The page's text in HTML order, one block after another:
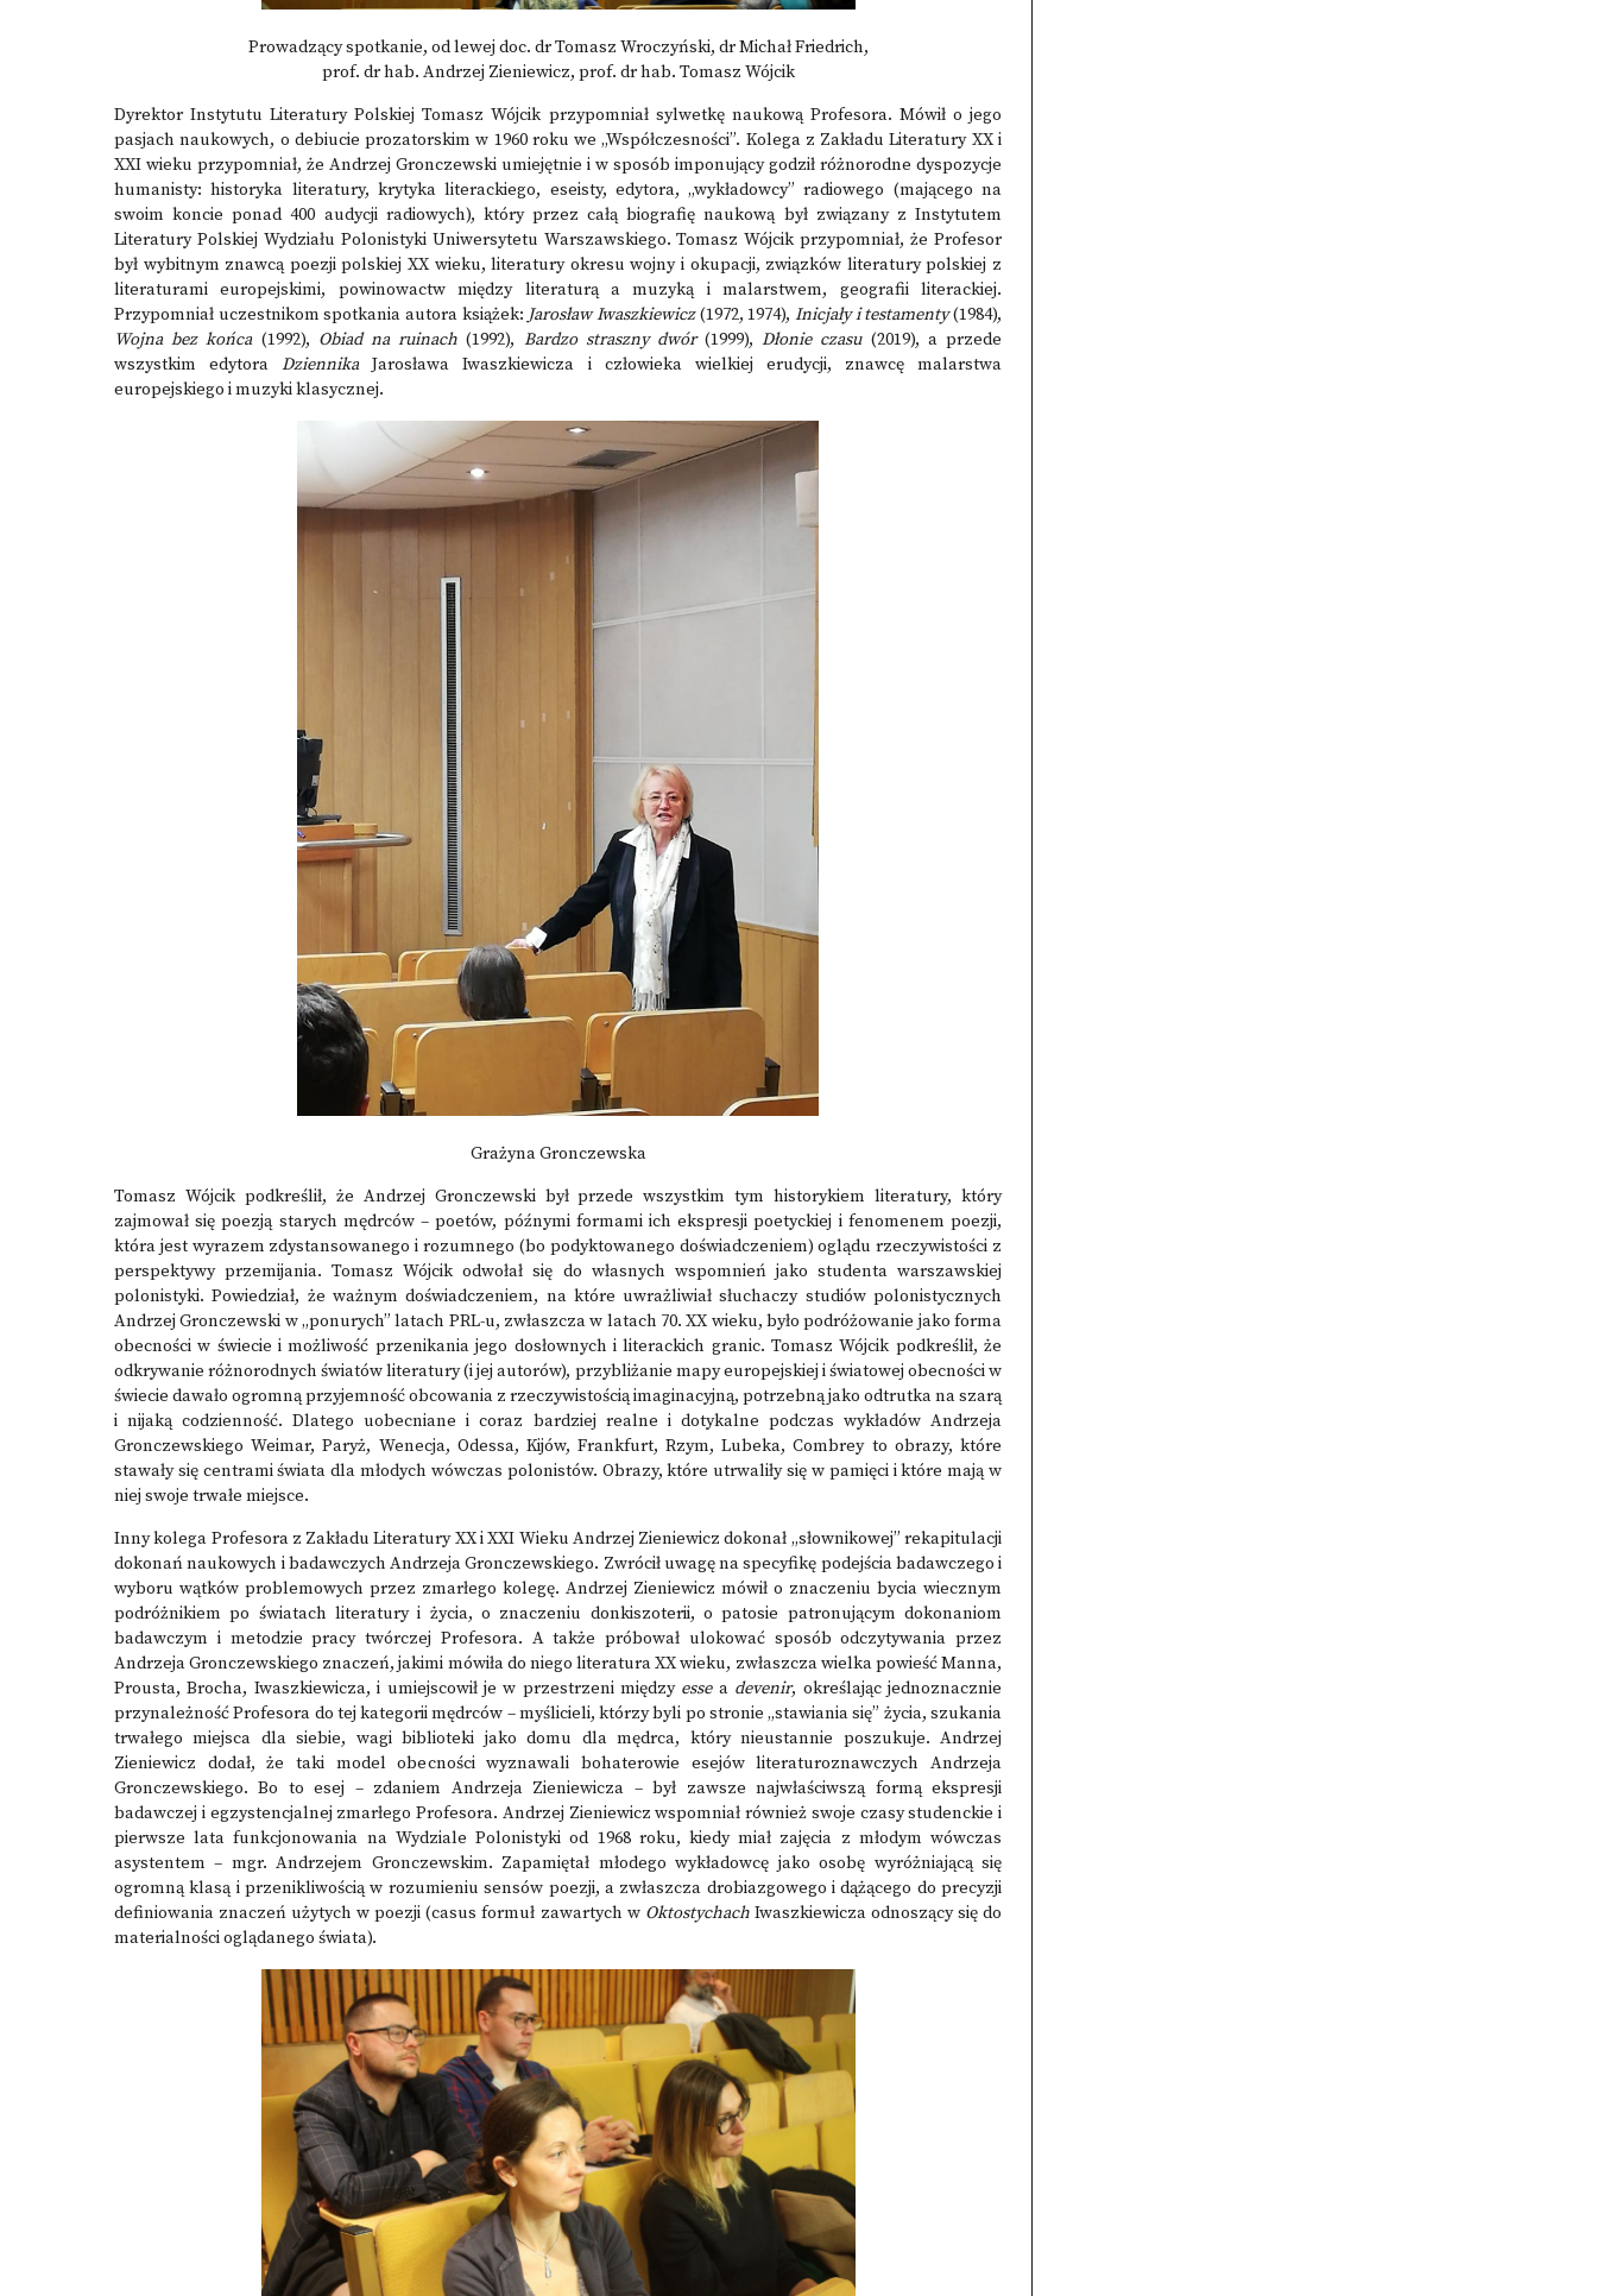
Prowadzący spotkanie, od lewej doc. dr Tomasz Wroczyński, dr Michał Friedrich,
prof. dr hab. Andrzej Zieniewicz, prof. dr hab. Tomasz Wójcik
Dyrektor Instytutu Literatury Polskiej Tomasz Wójcik przypomniał sylwetkę naukową Profesora. Mówił o jego
pasjach naukowych, o debiucie prozatorskim w 1960 roku we „Współczesności”. Kolega z Zakładu Literatury XX i
XXI wieku przypomniał, że Andrzej Gronczewski umiejętnie i w sposób imponujący godził różnorodne dyspozycje
humanisty: historyka literatury, krytyka literackiego, eseisty, edytora, „wykładowcy” radiowego (mającego na
swoim koncie ponad 400 audycji radiowych), który przez całą biografię naukową był związany z Instytutem
Literatury Polskiej Wydziału Polonistyki Uniwersytetu Warszawskiego. Tomasz Wójcik przypomniał, że Profesor
był wybitnym znawcą poezji polskiej XX wieku, literatury okresu wojny i okupacji, związków literatury polskiej z
literaturami europejskimi, powinowactw między literaturą a muzyką i malarstwem, geografii literackiej.
Przypomniał uczestnikom spotkania autora książek: Jarosław Iwaszkiewicz(1972, 1974),Inicjały i testamenty(1984),
Wojna bez końca(1992), Obiad na ruinach (1992), Bardzo straszny dwór(1999),Dłonie czasu(2019), a przede
wszystkim edytoraDziennikaJarosława Iwaszkiewicza i człowieka wielkiej erudycji, znawcę malarstwa
europejskiego i muzyki klasycznej.
Grażyna Gronczewska
Tomasz Wójcik podkreślił, że Andrzej Gronczewski był przede wszystkim tym historykiem literatury, który
zajmował się poezją starych mędrców – poetów, późnymi formami ich ekspresji poetyckiej i fenomenem poezji,
która jest wyrazem zdystansowanego i rozumnego (bo podyktowanego doświadczeniem) oglądu rzeczywistości z
perspektywy przemijania. Tomasz Wójcik odwołał się do własnych wspomnień jako studenta warszawskiej
polonistyki. Powiedział, że ważnym doświadczeniem, na które uwrażliwiał słuchaczy studiów polonistycznych
Andrzej Gronczewski w „ponurych” latach PRL-u, zwłaszcza w latach 70. XX wieku, było podróżowanie jako forma
obecności w świecie i możliwość przenikania jego dosłownych i literackich granic. Tomasz Wójcik podkreślił, że
odkrywanie różnorodnych światów literatury (i jej autorów), przybliżanie mapy europejskiej i światowej obecności w
świecie dawało ogromną przyjemność obcowania z rzeczywistością imaginacyjną, potrzebną jako odtrutka na szarą
i nijaką codzienność. Dlatego uobecniane i coraz bardziej realne i dotykalne podczas wykładów Andrzeja
Gronczewskiego Weimar, Paryż, Wenecja, Odessa, Kijów, Frankfurt, Rzym, Lubeka, Combrey to obrazy, które
stawały się centrami świata dla młodych wówczas polonistów. Obrazy, które utrwaliły się w pamięci i które mają w
niej swoje trwałe miejsce.
Inny kolega Profesora z Zakładu Literatury XX i XXI Wieku Andrzej Zieniewicz dokonał „słownikowej” rekapitulacji
dokonań naukowych i badawczych Andrzeja Gronczewskiego. Zwrócił uwagę na specyfikę podejścia badawczego i
wyboru wątków problemowych przez zmarłego kolegę. Andrzej Zieniewicz mówił o znaczeniu bycia wiecznym
podróżnikiem po światach literatury i życia, o znaczeniu donkiszoterii, o patosie patronującym dokonaniom
badawczym i metodzie pracy twórczej Profesora. A także próbował ulokować sposób odczytywania przez
Andrzeja Gronczewskiego znaczeń, jakimi mówiła do niego literatura XX wieku, zwłaszcza wielka powieść Manna,
Prousta, Brocha, Iwaszkiewicza, i umiejscowił je w przestrzeni między essea devenir, określając jednoznacznie
przynależność Profesora do tej kategorii mędrców – myślicieli, którzy byli po stronie „stawiania się” życia, szukania
trwałego miejsca dla siebie, wagi biblioteki jako domu dla mędrca, który nieustannie poszukuje. Andrzej
Zieniewicz dodał, że taki model obecności wyznawali bohaterowie esejów literaturoznawczych Andrzeja
Gronczewskiego. Bo to esej – zdaniem Andrzeja Zieniewicza – był zawsze najwłaściwszą formą ekspresji
badawczej i egzystencjalnej zmarłego Profesora. Andrzej Zieniewicz wspomniał również swoje czasy studenckie i
pierwsze lata funkcjonowania na Wydziale Polonistyki od 1968 roku, kiedy miał zajęcia z młodym wówczas
asystentem – mgr. Andrzejem Gronczewskim. Zapamiętał młodego wykładowcę jako osobę wyróżniającą się
ogromną klasą i przenikliwością w rozumieniu sensów poezji, a zwłaszcza drobiazgowego i dążącego do precyzji
definiowania znaczeń użytych w poezji (casus formuł zawartych w OktostychachIwaszkiewicza odnoszący się do
materialności oglądanego świata).